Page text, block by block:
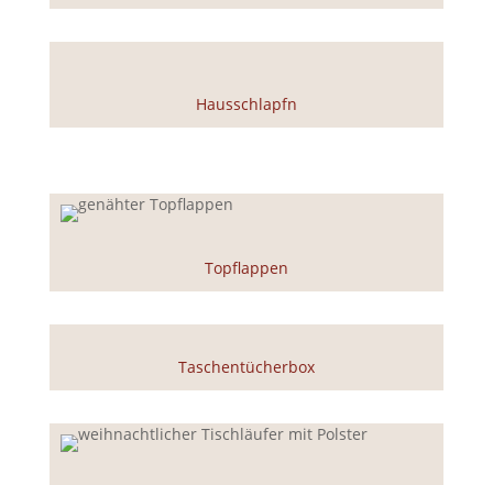
Hausschlapfn
Topflappen
Taschentücherbox